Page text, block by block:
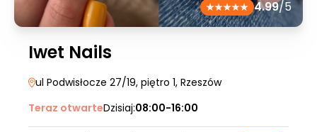
4.99/5
Iwet Nails
ul Podwisłocze 27/19, piętro 1, Rzeszów
Teraz otwarteDzisiaj:08:00-16:00